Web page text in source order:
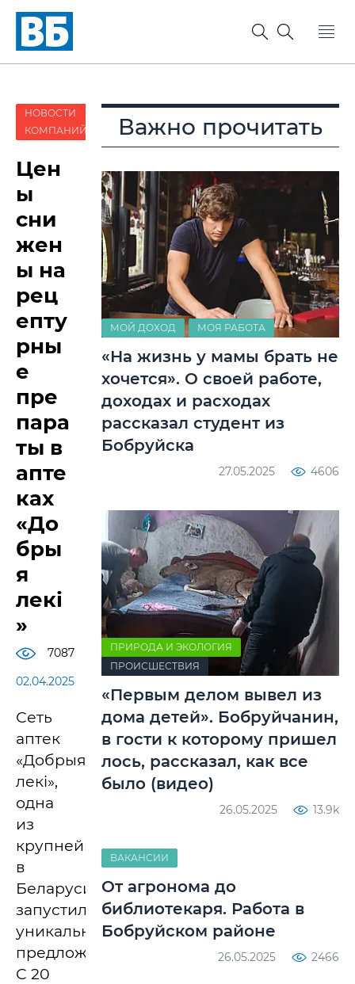
НОВОСТИ
КОМПАНИЙ
Цен
ы
сни
жен
ы на
рец
епту
рны
е
пре
пара
ты в
апте
ках
«До
бры
я
лекі
»
7087
02.04.2025
Сеть
аптек
«Добрыя
лекi»,
одна
из
крупнейших
в
Беларуси,
запустила
уникальное
предложение.
С 20
Важно прочитать
МОЙ ДОХОД МОЯ РАБОТА
«На жизнь у мамы брать не
хочется». О своей работе,
доходах и расходах
рассказал студент из
Бобруйска
27.05.2025 4606
ПРИРОДА И ЭКОЛОГИЯ
ПРОИСШЕСТВИЯ
«Первым делом вывел из
дома детей». Бобруйчанин,
в гости к которому пришел
лось, рассказал, как все
было (видео)
26.05.2025 13.9k
ВАКАНСИИ
От агронома до
библиотекаря. Работа в
Бобруйском районе
26.05.2025 2466